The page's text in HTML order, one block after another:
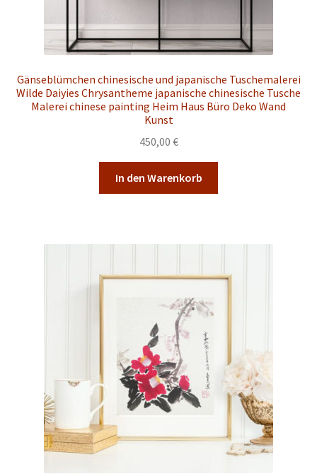
Gänseblümchen chinesische und japanische Tuschemalerei
Wilde Daiyies Chrysantheme japanische chinesische Tusche
Malerei chinese painting Heim Haus Büro Deko Wand
Kunst
450,00 €
In den Warenkorb